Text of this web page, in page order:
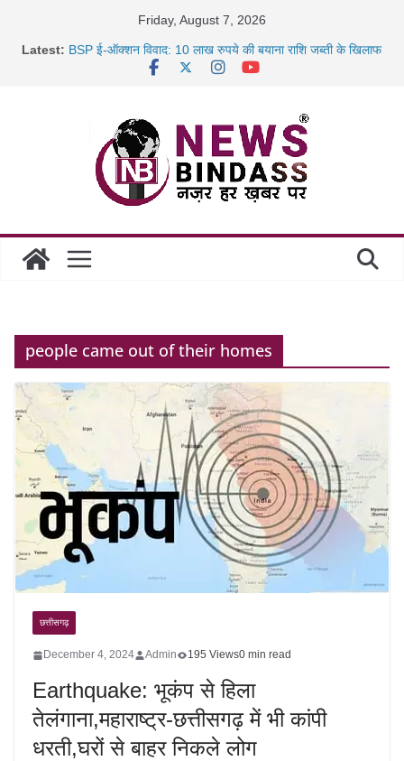
Friday, August 7, 2026
Latest: BSP ई-ऑक्शन विवाद: 10 लाख रुपये की बयाना राशि जब्ती के खिलाफ
साइबर ठगी पर दुर्ग पुलिस का बड़ा एक्शन: 13 म्यूल बैंक खाताधारक
गिरफ्तार
people came out of their homes
छत्तीसगढ़
December 4, 2024 Admin 195 Views0 min read
Earthquake: भूकंप से हिला
तेलंगाना,महाराष्ट्र-छत्तीसगढ़ में भी कांपी
धरती,घरों से बाहर निकले लोग